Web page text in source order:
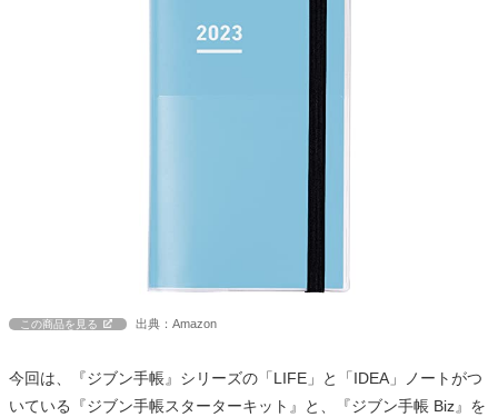
この商品を見る 出典：Amazon
今回は、『ジブン手帳』シリーズの「LIFE」と「IDEA」ノートがつ
いている『ジブン手帳スターターキット』と、『ジブン手帳 Biz』を